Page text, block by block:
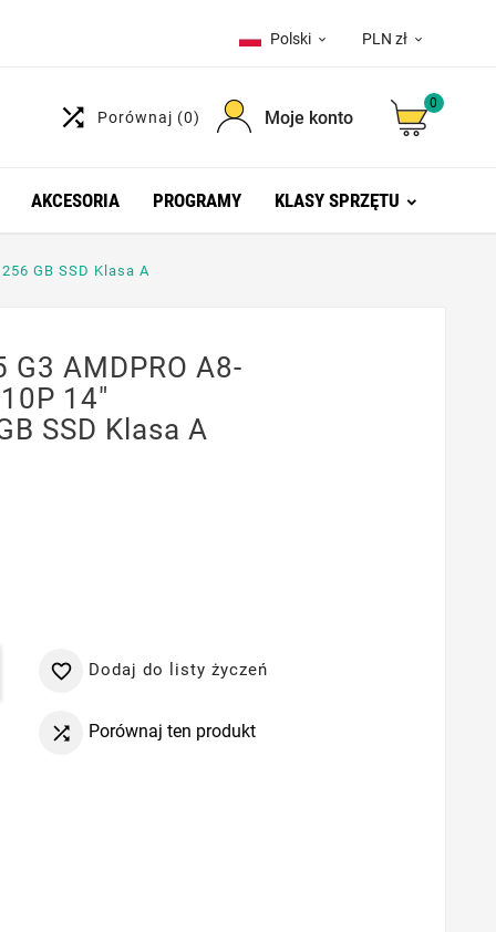
Polski  PLN zł 
 Porównaj (0) Moje konto
0
AKCESORIA PROGRAMY KLASY SPRZĘTU
GB SSD Klasa A
AMDPRO A8-
14"
SSD Klasa A
 Dodaj do listy życzeń
 Porównaj ten produkt